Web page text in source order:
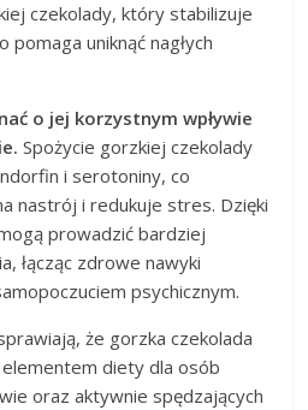
czekolady, który stabilizuje
uniknąć nagłych
o jej korzystnym wpływie
Spożycie gorzkiej czekolady
i serotoniny, co
nastrój i redukuje stres. Dzięki
prowadzić bardziej
łącząc zdrowe nawyki
psychicznym.
że gorzka czekolada
diety dla osób
oraz aktywnie spędzających